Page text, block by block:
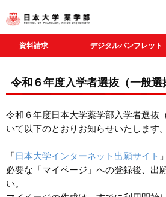
資料請求 デジタルパンフレット
令和６年度入学者選抜（一般
令和６年度日本大学薬学部入学者選抜
いて以下のとおりお知らせいたします。
「日本大学インターネット出願サイト
必要な「マイページ」への登録後、出
い。